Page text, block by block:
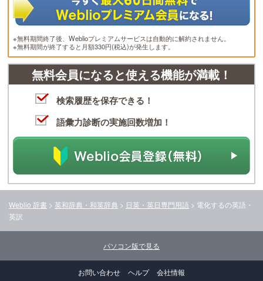
※無料期間終了後、Weblioプレミアムサービスは自動的に解約されません。
※無料期間が終了すると月額330円(税込)が発生します。
無料会員になると使える機能が満載！
検索履歴を保存できる！
語彙力診断の実施回数増加！
Weblio 辞書 > 英和辞典・和英辞典 > 日英・英日専門用語 > 電化するの英語・
英訳
パソコン版で見る
お問い合わせ ヘルプ 会社情報